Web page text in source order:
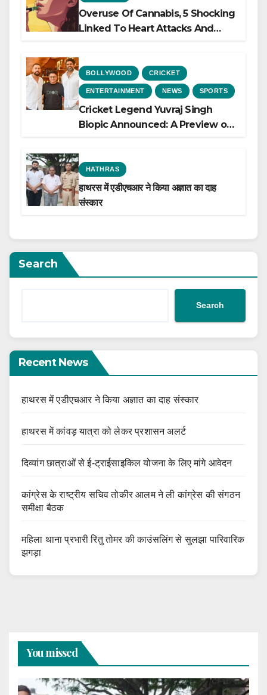
Overuse Of Cannabis, 5 Shocking
Linked To Heart Attacks And
BOLLYWOOD CRICKET
ENTERTAINMENT NEWS SPORTS
Cricket Legend Yuvraj Singh
Biopic Announced: A Preview of
HATHRAS
हाथरस में एडीएचआर ने किया अज्ञात का दाह
संस्कार
Search
Search
Recent News
हाथरस में एडीएचआर ने किया अज्ञात का दाह संस्कार
हाथरस में कांवड़ यात्रा को लेकर प्रशासन अलर्ट
दिव्यांग छात्राओं से ई-ट्राईसाइकिल योजना के लिए मांगे आवेदन
कांग्रेस के राष्ट्रीय सचिव तोकीर आलम ने ली कांग्रेस की संगठन
समीक्षा बैठक
महिला थाना प्रभारी रितु तोमर की काउंसलिंग से सुलझा पारिवारिक
झगड़ा
You missed